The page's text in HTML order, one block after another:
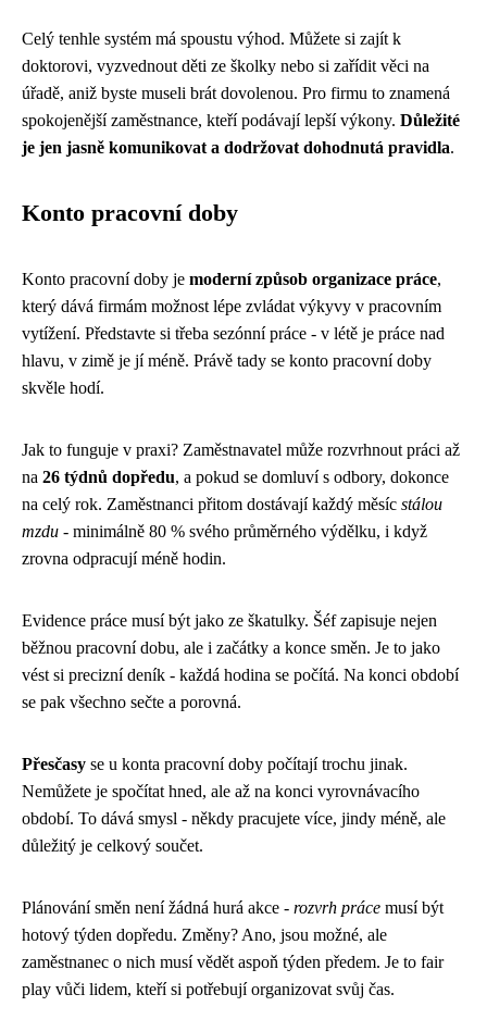
Celý tenhle systém má spoustu výhod. Můžete si zajít k
doktorovi, vyzvednout děti ze školky nebo si zařídit věci na
úřadě, aniž byste museli brát dovolenou. Pro firmu to znamená
spokojenější zaměstnance, kteří podávají lepší výkony. Důležité
je jen jasně komunikovat a dodržovat dohodnutá pravidla.
Konto pracovní doby
Konto pracovní doby je moderní způsob organizace práce,
který dává firmám možnost lépe zvládat výkyvy v pracovním
vytížení. Představte si třeba sezónní práce - v létě je práce nad
hlavu, v zimě je jí méně. Právě tady se konto pracovní doby
skvěle hodí.
Jak to funguje v praxi? Zaměstnavatel může rozvrhnout práci až
na 26 týdnů dopředu, a pokud se domluví s odbory, dokonce
na celý rok. Zaměstnanci přitom dostávají každý měsíc stálou
mzdu - minimálně 80 % svého průměrného výdělku, i když
zrovna odpracují méně hodin.
Evidence práce musí být jako ze škatulky. Šéf zapisuje nejen
běžnou pracovní dobu, ale i začátky a konce směn. Je to jako
vést si precizní deník - každá hodina se počítá. Na konci období
se pak všechno sečte a porovná.
Přesčasy se u konta pracovní doby počítají trochu jinak.
Nemůžete je spočítat hned, ale až na konci vyrovnávacího
období. To dává smysl - někdy pracujete více, jindy méně, ale
důležitý je celkový součet.
Plánování směn není žádná hurá akce - rozvrh práce musí být
hotový týden dopředu. Změny? Ano, jsou možné, ale
zaměstnanec o nich musí vědět aspoň týden předem. Je to fair
play vůči lidem, kteří si potřebují organizovat svůj čas.